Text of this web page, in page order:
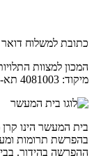
כתובת למשלוח דואר
המכון למצוות
מיקוד: 4081003 תא-דואר: 176 אלעד
בית המעשר הינו
בהפרשת תרומות
ההפרשה בהידור.